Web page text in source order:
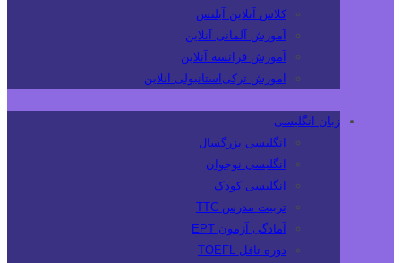
کلاس آنلاین آیلتس
آموزش آلمانی آنلاین
آموزش فرانسه آنلاین
آموزش ترکی‌استانبولی آنلاین
زبان انگلیسی
انگلیسی بزرگسال
انگلیسی نوجوان
انگلیسی کودک
تربیت مدرس TTC
آمادگی آزمون EPT
دوره تافل TOEFL